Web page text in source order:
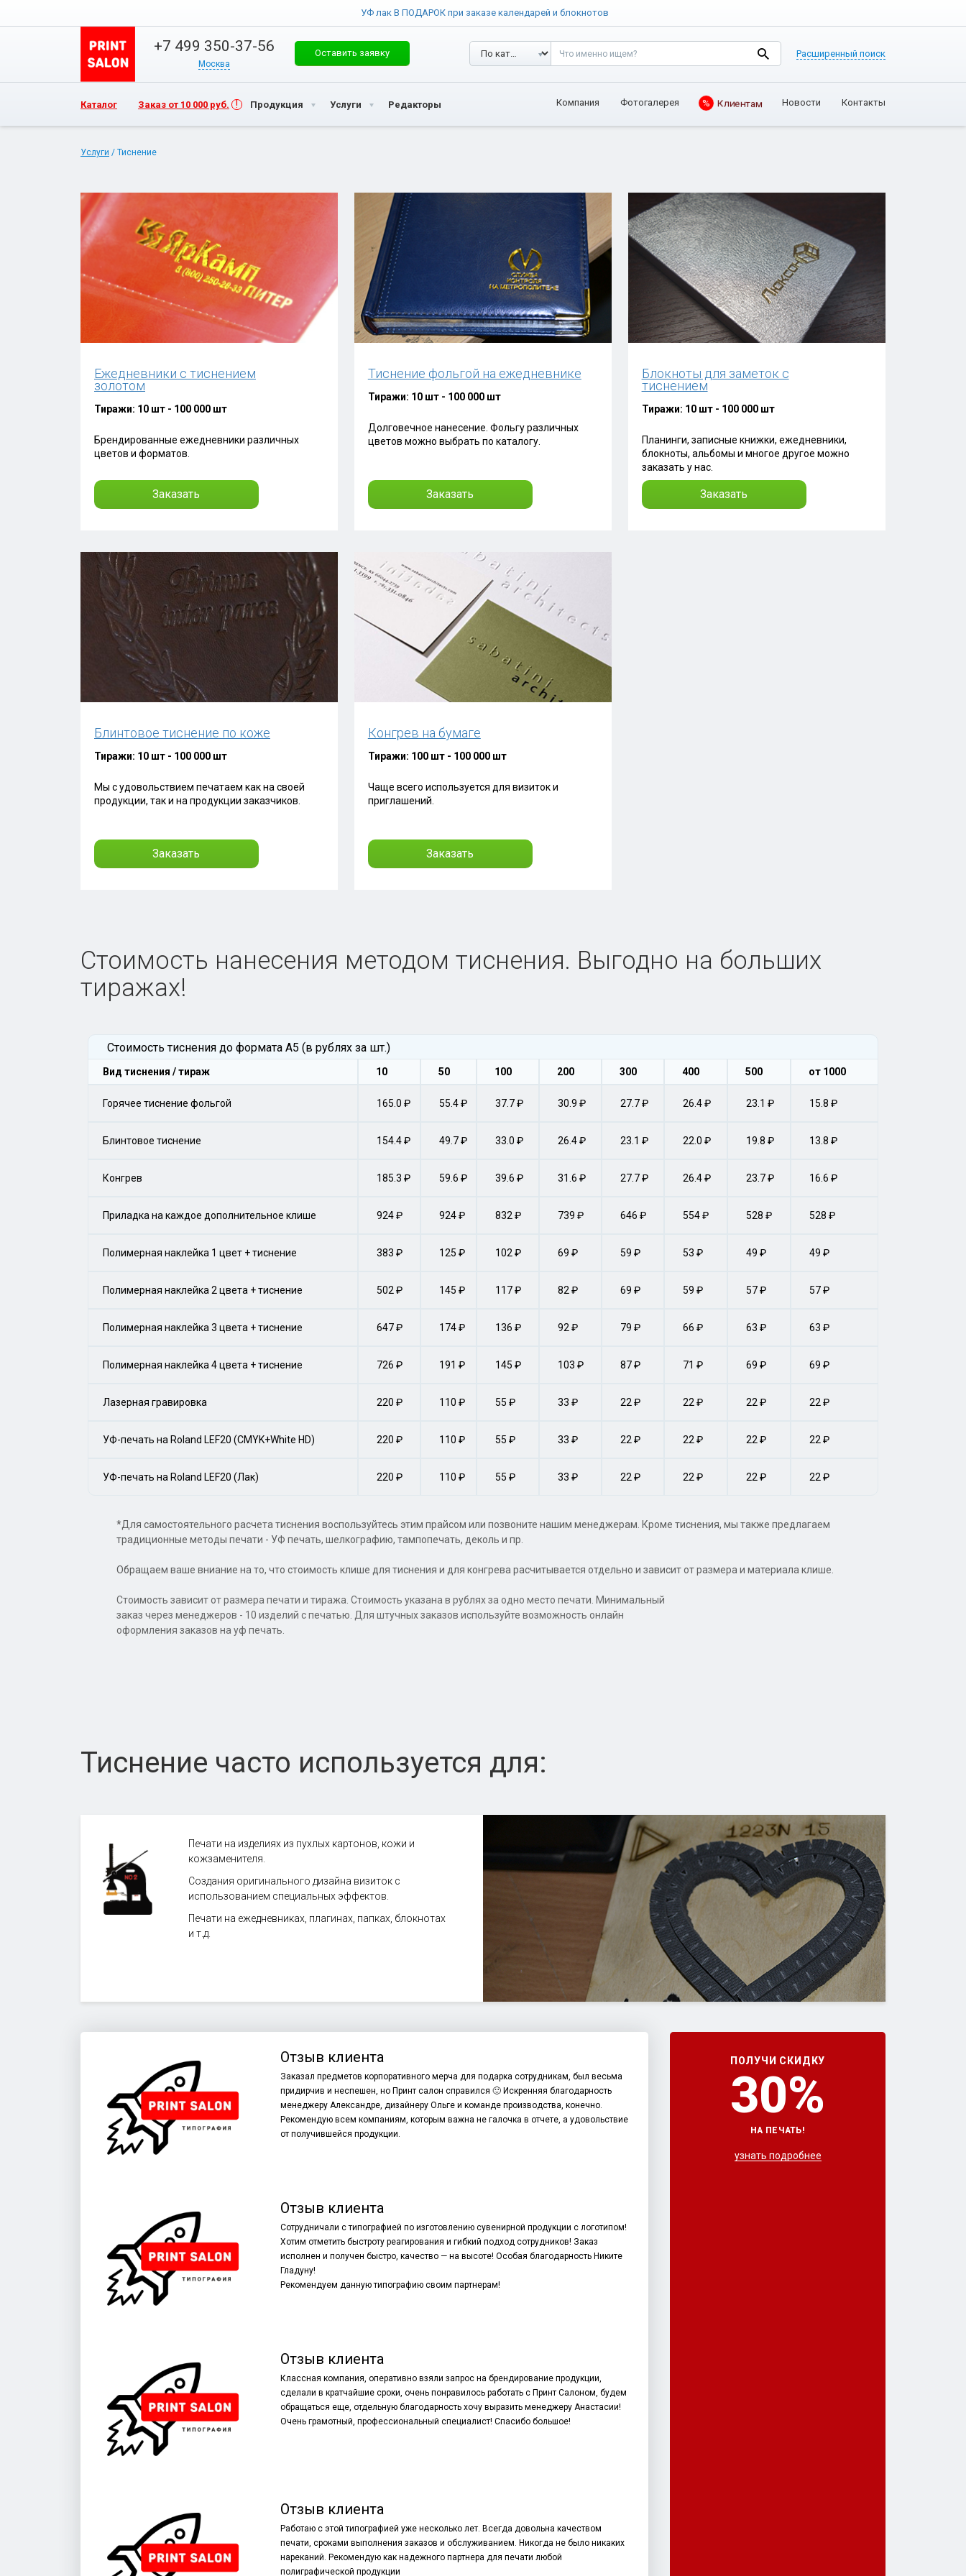
УФ лак В ПОДАРОК при заказе календарей и блокнотов
+7 499 350-37-56
Москва
Оставить заявку Расширенный поиск
Каталог Заказ от 10 000 руб. Продукция Услуги Редакторы Компания Фотогалерея % Клиентам Новости Контакты
Услуги / Тиснение
Ежедневники с тиснением
золотом
Тиражи: 10 шт - 100 000 шт
Брендированные ежедневники различных
цветов и форматов.
Заказать
Тиснение фольгой на ежедневнике
Тиражи: 10 шт - 100 000 шт
Долговечное нанесение. Фольгу различных
цветов можно выбрать по каталогу.
Заказать
Блокноты для заметок с
тиснением
Тиражи: 10 шт - 100 000 шт
Планинги, записные книжки, ежедневники,
блокноты, альбомы и многое другое можно
заказать у нас.
Заказать
Блинтовое тиснение по коже
Тиражи: 10 шт - 100 000 шт
Мы с удовольствием печатаем как на своей
продукции, так и на продукции заказчиков.
Заказать
Конгрев на бумаге
Тиражи: 100 шт - 100 000 шт
Чаще всего используется для визиток и
приглашений.
Заказать
Стоимость нанесения методом тиснения. Выгодно на больших
тиражах!
Стоимость тиснения до формата А5 (в рублях за шт.)
Вид тиснения / тираж 10 50 100 200 300 400 500 от 1000
Горячее тиснение фольгой 165.0 ₽ 55.4 ₽ 37.7 ₽ 30.9 ₽ 27.7 ₽ 26.4 ₽ 23.1 ₽ 15.8 ₽
Блинтовое тиснение 154.4 ₽ 49.7 ₽ 33.0 ₽ 26.4 ₽ 23.1 ₽ 22.0 ₽ 19.8 ₽ 13.8 ₽
Конгрев 185.3 ₽ 59.6 ₽ 39.6 ₽ 31.6 ₽ 27.7 ₽ 26.4 ₽ 23.7 ₽ 16.6 ₽
Приладка на каждое дополнительное клише 924 ₽ 924 ₽ 832 ₽ 739 ₽ 646 ₽ 554 ₽ 528 ₽ 528 ₽
Полимерная наклейка 1 цвет + тиснение 383 ₽ 125 ₽ 102 ₽ 69 ₽ 59 ₽ 53 ₽ 49 ₽ 49 ₽
Полимерная наклейка 2 цвета + тиснение 502 ₽ 145 ₽ 117 ₽ 82 ₽ 69 ₽ 59 ₽ 57 ₽ 57 ₽
Полимерная наклейка 3 цвета + тиснение 647 ₽ 174 ₽ 136 ₽ 92 ₽ 79 ₽ 66 ₽ 63 ₽ 63 ₽
Полимерная наклейка 4 цвета + тиснение 726 ₽ 191 ₽ 145 ₽ 103 ₽ 87 ₽ 71 ₽ 69 ₽ 69 ₽
Лазерная гравировка 220 ₽ 110 ₽ 55 ₽ 33 ₽ 22 ₽ 22 ₽ 22 ₽ 22 ₽
УФ-печать на Roland LEF20 (CMYK+White HD) 220 ₽ 110 ₽ 55 ₽ 33 ₽ 22 ₽ 22 ₽ 22 ₽ 22 ₽
УФ-печать на Roland LEF20 (Лак) 220 ₽ 110 ₽ 55 ₽ 33 ₽ 22 ₽ 22 ₽ 22 ₽ 22 ₽
*Для самостоятельного расчета тиснения воспользуйтесь этим прайсом или позвоните нашим менеджерам. Кроме тиснения, мы также предлагаем
традиционные методы печати - УФ печать, шелкографию, тампопечать, деколь и пр.
Обращаем ваше вниание на то, что стоимость клише для тиснения и для конгрева расчитывается отдельно и зависит от размера и материала клише.
Стоимость зависит от размера печати и тиража. Стоимость указана в рублях за одно место печати. Минимальный
заказ через менеджеров - 10 изделий с печатью. Для штучных заказов используйте возможность онлайн
оформления заказов на уф печать.
Тиснение часто используется для:
Печати на изделиях из пухлых картонов, кожи и
кожзаменителя.
Создания оригинального дизайна визиток с
использованием специальных эффектов.
Печати на ежедневниках, плагинах, папках, блокнотах
и т.д.
Отзыв клиента
Заказал предметов корпоративного мерча для подарка сотрудникам, был весьма
придирчив и неспешен, но Принт салон справился 🙂 Искренняя благодарность
менеджеру Александре, дизайнеру Ольге и команде производства, конечно.
Рекомендую всем компаниям, которым важна не галочка в отчете, а удовольствие
от получившейся продукции.
Отзыв клиента
Сотрудничали с типографией по изготовлению сувенирной продукции с логотипом!
Хотим отметить быстроту реагирования и гибкий подход сотрудников! Заказ
исполнен и получен быстро, качество — на высоте! Особая благодарность Никите
Гладуну!
Рекомендуем данную типографию своим партнерам!
Отзыв клиента
Классная компания, оперативно взяли запрос на брендирование продукции,
сделали в кратчайшие сроки, очень понравилось работать с Принт Салоном, будем
обращаться еще, отдельную благодарность хочу выразить менеджеру Анастасии!
Очень грамотный, профессиональный специалист! Спасибо большое!
Отзыв клиента
Работаю с этой типографией уже несколько лет. Всегда довольна качеством
печати, сроками выполнения заказов и обслуживанием. Никогда не было никаких
нареканий. Рекомендую как надежного партнера для печати любой
полиграфической продукции
ПОЛУЧИ СКИДКУ
30%
НА ПЕЧАТЬ!
узнать подробнее